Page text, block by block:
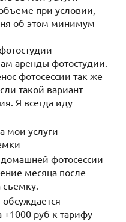
при условии,
об этом минимум
аренды фотостудии.
фотосессии так же
такой вариант
Я всегда иду
мои услуги
фотосессии
месяца после
съемку.
руб к тарифу